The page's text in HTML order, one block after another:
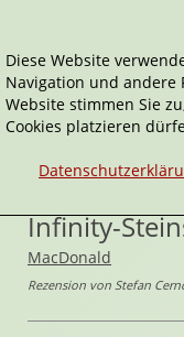
Home
Comics
Wolverine:
Wolverine
Wolverine:
Infinity-
MacDonald
Rezension von Stefan
Diese Website
Navigation und andere
Website stimmen Sie
Cookies platzieren